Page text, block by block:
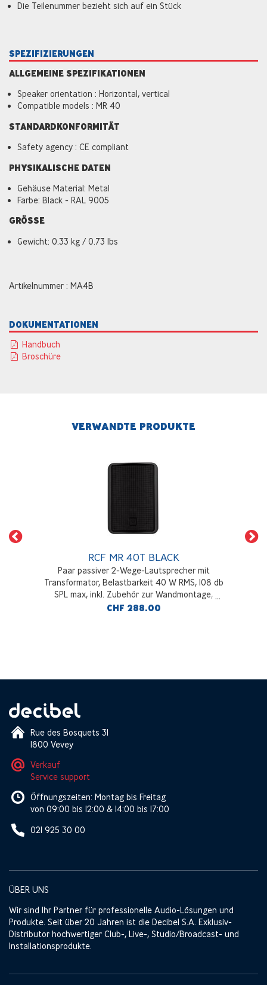
Die Teilenummer bezieht sich auf ein Stück
SPEZIFIZIERUNGEN
ALLGEMEINE SPEZIFIKATIONEN
Speaker orientation : Horizontal, vertical
Compatible models : MR 40
STANDARDKONFORMITÄT
Safety agency : CE compliant
PHYSIKALISCHE DATEN
Gehäuse Material: Metal
Farbe: Black - RAL 9005
GRÖSSE
Gewicht: 0.33 kg / 0.73 lbs
Artikelnummer : MA4B
DOKUMENTATIONEN
Handbuch
Broschüre
VERWANDTE PRODUKTE
RCF MR 40T BLACK
Paar passiver 2-Wege-Lautsprecher mit
Transformator, Belastbarkeit 40 W RMS, 108 db
SPL max, inkl. Zubehör zur Wandmontage,
schwarz
CHF 288.00
Rue des Bosquets 31
1800 Vevey
Verkauf
Service support
Öffnungszeiten: Montag bis Freitag
von 09:00 bis 12:00 & 14:00 bis 17:00
021 925 30 00
ÜBER UNS
Wir sind Ihr Partner für professionelle Audio-Lösungen und
Produkte. Seit über 20 Jahren ist die Decibel S.A. Exklusiv-
Distributor hochwertiger Club-, Live-, Studio/Broadcast- und
Installationsprodukte.